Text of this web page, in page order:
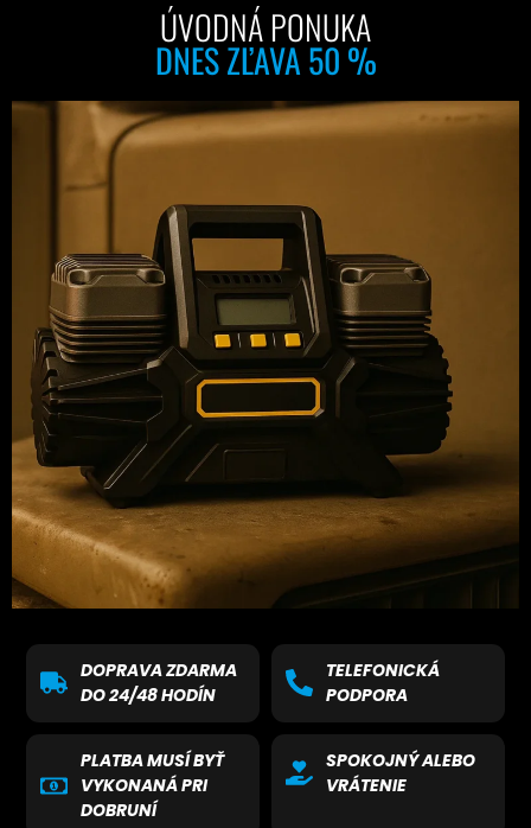
ÚVODNÁ PONUKA
DNES ZĽAVA 50 %
DOPRAVA ZDARMA
DO 24/48 HODÍN
TELEFONICKÁ
PODPORA
PLATBA MUSÍ BYŤ
VYKONANÁ PRI
DOBRUNÍ
SPOKOJNÝ ALEBO
VRÁTENIE